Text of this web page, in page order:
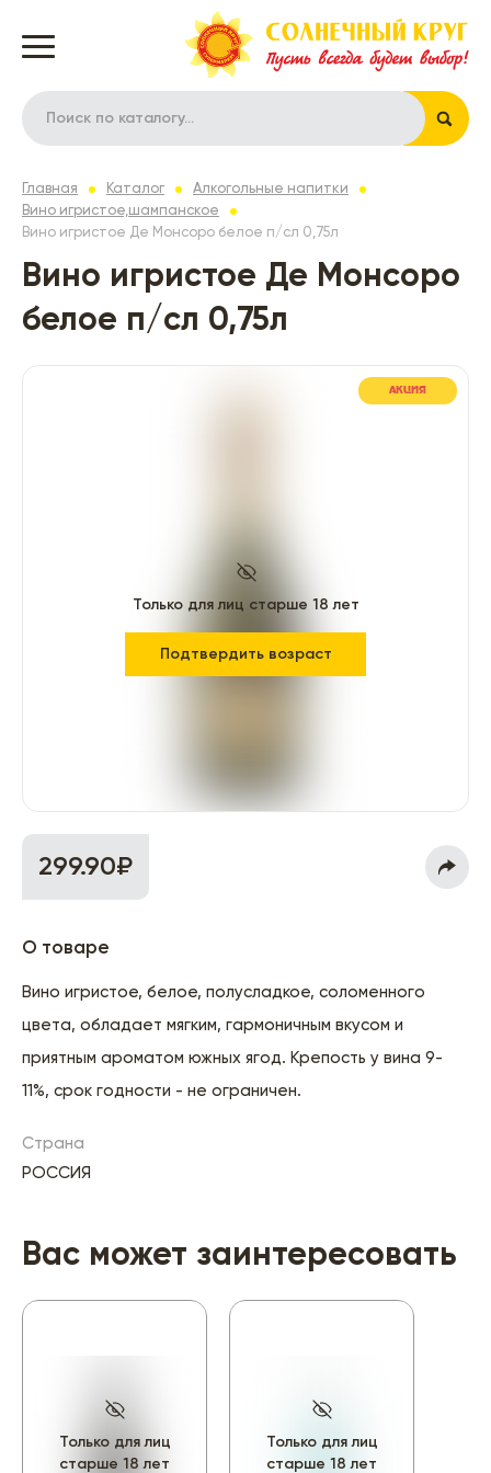
Главная Каталог
Алкогольные напитки
Вино игристое,шампанское
Вино игристое Де Монсоро белое п/сл 0,75л
Вино игристое Де Монсоро
белое п/сл 0,75л
АКЦИЯ
Только для лиц старше 18 лет
Подтвердить возраст
299.90₽
О товаре
Вино игристое, белое, полусладкое, соломенного
цвета, обладает мягким, гармоничным вкусом и
приятным ароматом южных ягод. Крепость у вина 9-
11%, срок годности - не ограничен.
Страна
РОССИЯ
Вас может заинтересовать
Только для лиц
старше 18 лет
Только для лиц
старше 18 лет